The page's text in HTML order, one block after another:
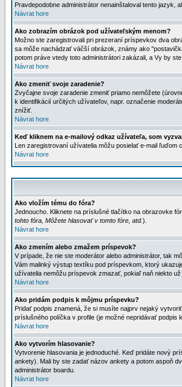
Pravdepodobne administrátor nenainštaloval tento jazyk,
Návrat hore
Ako zobrazím obrázok pod užívateľským menom?
Možno ste zaregistrovali pri prezeraní príspevkov dva
sa môže nachádzať väčší obrázok, známy ako
potom práve vtedy toto administrátori zakázali, a Vy by
Návrat hore
Ako zmeniť svoje zaradenie?
Zvyčajne svoje zaradenie zmeniť priamo nemôžete
k identifikácií určitých užívateľov, napr. označenie
znížiť.
Návrat hore
Keď kliknem na e-mailový odkaz užívateľa, som
Len zaregistrovaní užívatelia môžu posielať e-mail ľuďom
Návrat hore
Ako vložím tému do fóra?
Jednoucho. Kliknete na príslušné tlačítko na obrazovke
tohto fóra, Môžete hlasovať v tomto fóre, atd.).
Návrat hore
Ako zmením alebo zmažem príspevok?
V prípade, že nie ste moderátor alebo administrátor, tak
Vám malinký výstup textíku pod príspevkom, ktorý
užívatelia nemôžu príspevok zmazať, pokiaľ naň niekto už
Návrat hore
Ako pridám podpis k môjmu príspevku?
Pridať podpis znamená, že si musíte najprv nejaký
príslušného políčka v profile (je možné nepridávať
Návrat hore
Ako vytvorím hlasovanie?
Vytvorenie hlasovania je jednoduché. Keď pridáte nový
ankety). Mali by ste zadať názov ankety a potom aspoň
administrátor boardu.
Návrat hore